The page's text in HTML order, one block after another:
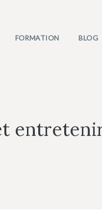
FORMATION BLOG